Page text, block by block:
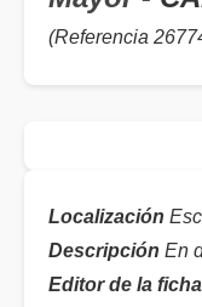
(Referencia
Localización
Descripción En
Editor de la ficha